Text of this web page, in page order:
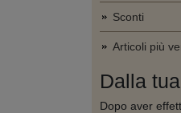
Sconti
Articoli più
Dalla
Dopo aver